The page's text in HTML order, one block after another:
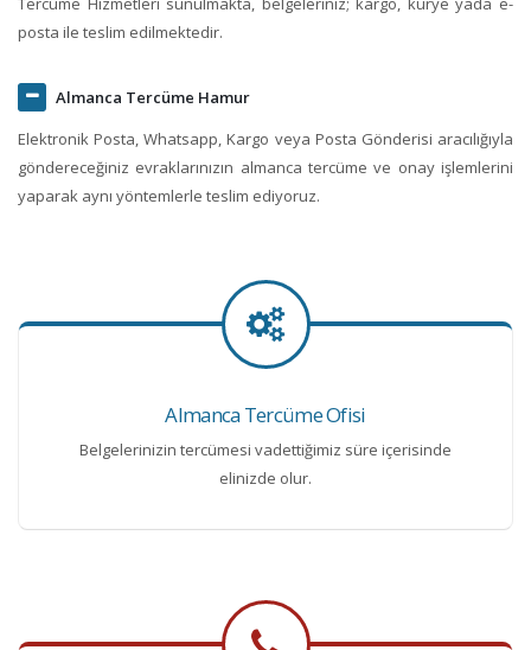
posta ile teslim edilmektedir.
Almanca Tercüme Hamur
Elektronik Posta, Whatsapp, Kargo veya Posta Gönderisi aracılığıyla
göndereceğiniz evraklarınızın almanca tercüme ve onay işlemlerini
yaparak aynı yöntemlerle teslim ediyoruz.
Almanca Tercüme Ofisi
Belgelerinizin tercümesi vadettiğimiz süre içerisinde
elinizde olur.